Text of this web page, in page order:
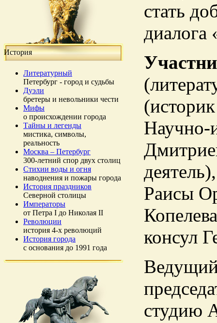
История
Литературный
Петербург - город и судьбы
Дуэли
бретеры и невольники чести
Мифы
о происхождении города
Тайны и легенды
мистика, символы,
реальность
Москва – Петербург
300-летний спор двух столиц
Стихии воды и огня
наводнения и пожары города
История праздников
Северной столицы
Императоры
от Петра I до Николая II
Революции
история 4-х революций
История города
с основания до 1991 года
стать
диалога
Научно-
Раисы
консул
Ведущий
студию